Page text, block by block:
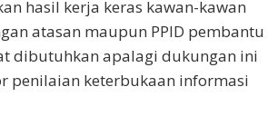
hasil kerja keras kawan-kawan
atasan maupun PPID pembantu
dibutuhkan apalagi dukungan ini
penilaian keterbukaan informasi